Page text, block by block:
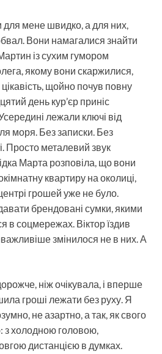
для мене швидко, а для них,
Вони намагалися знайти
із сухим гумором
якому вони скаржилися,
щойно почув повну
день кур’єр приніс
лежали ключі від
моря. Без записки. Без
Просто металевий звук
Марта розповіла, що вони
квартиру на околиці,
грошей уже не було.
брендовані сумки, якими
в соцмережах. Віктор їздив
змінилося не в них. А
ніж очікувала, і вперше
гроші лежати без руху. Я
не азартно, а так, як свого
з холодною головою,
дистанцією в думках.